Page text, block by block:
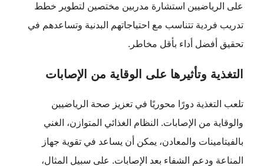
على الرياضيين استشارة مدربين مختصين لتطوير خطط
تدريب فردية تتناسب مع احتياجاتهم البدنية وتساعدهم في
تحقيق أفضل أداء بأقل مخاطر.
التغذية وتأثيرها على الوقاية من الإصابات
تلعب التغذية دورًا محوريًا في تعزيز صحة الرياضيين
والوقاية من الإصابات. النظام الغذائي المتوازن، الغني
بالفيتامينات والمعادن، يمكن أن يساعد في تقوية جهاز
المناعة ودعم الشفاء بعد الإصابات. على سبيل المثال،